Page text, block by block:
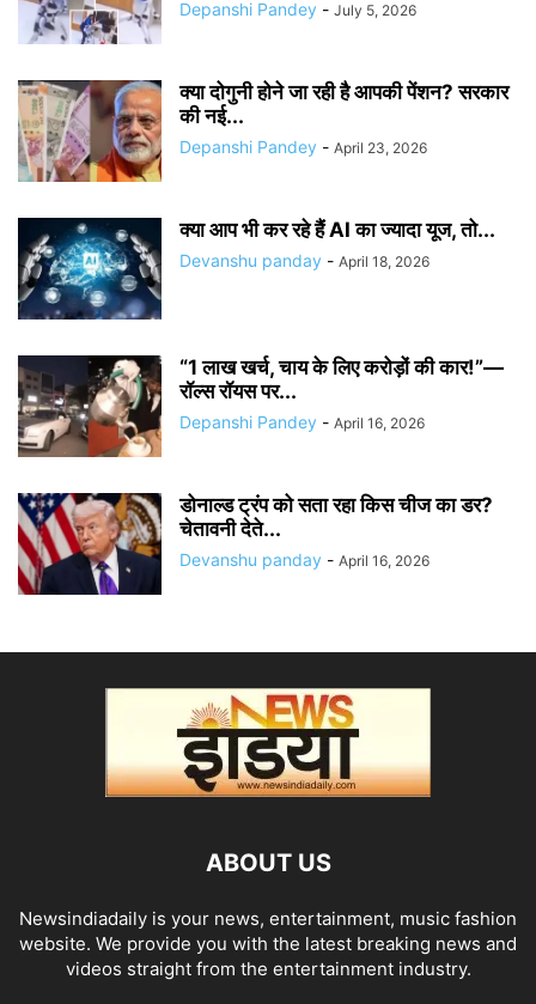
Depanshi Pandey - July 5, 2026
क्या दोगुनी होने जा रही है आपकी पेंशन? सरकार
की नई...
Depanshi Pandey - April 23, 2026
क्या आप भी कर रहे हैं AI का ज्यादा यूज, तो...
Devanshu panday - April 18, 2026
“1 लाख खर्च, चाय के लिए करोड़ों की कार!”—
रॉल्स रॉयस पर...
Depanshi Pandey - April 16, 2026
डोनाल्ड ट्रंप को सता रहा किस चीज का डर?
चेतावनी देते...
Devanshu panday - April 16, 2026
ABOUT US
Newsindiadaily is your news, entertainment, music fashion
website. We provide you with the latest breaking news and
videos straight from the entertainment industry.